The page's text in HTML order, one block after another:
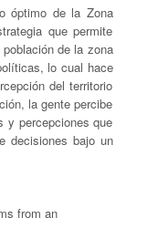
óptimo de la Zona
que permite
de la zona
lo cual hace
del territorio
la gente percibe
y percepciones que
decisiones bajo un
from an